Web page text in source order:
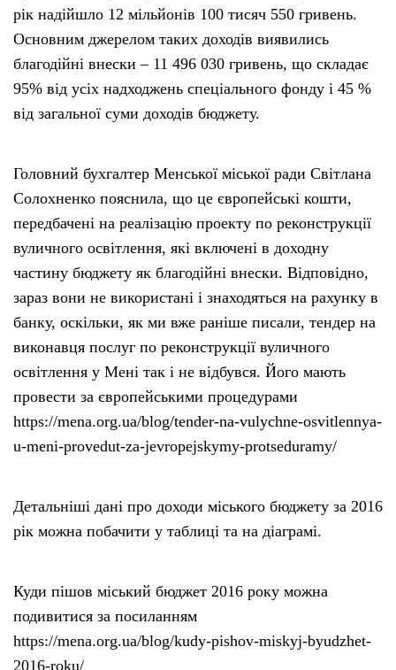
рік надійшло 12 мільйонів 100 тисяч 550 гривень.
Основним джерелом таких доходів виявились
благодійні внески – 11 496 030 гривень, що складає
95% від усіх надходжень спеціального фонду і 45 %
від загальної суми доходів бюджету.
Головний бухгалтер Менської міської ради Світлана
Солохненко пояснила, що це європейські кошти,
передбачені на реалізацію проекту по реконструкції
вуличного освітлення, які включені в доходну
частину бюджету як благодійні внески. Відповідно,
зараз вони не використані і знаходяться на рахунку в
банку, оскільки, як ми вже раніше писали, тендер на
виконавця послуг по реконструкції вуличного
освітлення у Мені так і не відбувся. Його мають
провести за європейськими процедурами
https://mena.org.ua/blog/tender-na-vulychne-osvitlennya-
u-meni-provedut-za-jevropejskymy-protseduramy/
Детальніші дані про доходи міського бюджету за 2016
рік можна побачити у таблиці та на діаграмі.
Куди пішов міський бюджет 2016 року можна
подивитися за посиланням
https://mena.org.ua/blog/kudy-pishov-miskyj-byudzhet-
2016-roku/